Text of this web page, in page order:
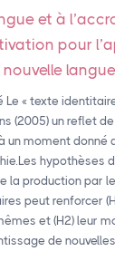
et à
pour
nouvelle
Le « texte
(2005) un reflet
un moment donné
hypothèses
la production par
peut renforcer
et (H2) leur
de